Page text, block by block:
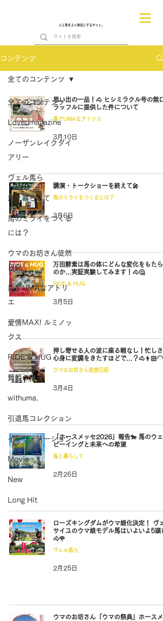
人と馬をより身近にするサイト。
コンテンツ
全てのコンテンツ
Loveumagazine
ノーザンレイクダイ
アリー
ヴェル馬ら
馬と暮らして
馬のミライをつくる
には？
ウマのお坊さん徒然
日記
馬でUMAなアトリ
エ
愛情MAX! ルミノッ
クス
RIDE & HUG
舞姫の部屋
withuma.
引退馬コレクション
インフォメーション
Movie
New
Long Hit
全てのコンテンツ
思い出の一品！🐴 ヒシミラクル号の無口
ラッフルに提供した件について
馬でUMAなアトリエ
3月10日
講演・トークショーを終えて🎤
馬のミライをつくるには？
3月6日
万田酵素は馬の体にどんな変化をもたら
のか…実証実験してみます！🐴🤔
RIDE & HUG
3月5日
押し寄せる人の波に座る暇なし！忙しさ
心身に変調をきたすほどで…？
ウマのお坊さん徒然日記
3月4日
「ホースメッセ2026」報告🐎 馬のウェ
ビーイングと未来への希望
馬と暮らして
2月26日
ローズキングダムがウマ娘化決定！ ヴ
サイユのウマ娘モデル馬はいよいよ5頭
🐴🌹
ヴェル馬ら
2月25日
ウマのお坊さん「ウマの祭典」ホースメ